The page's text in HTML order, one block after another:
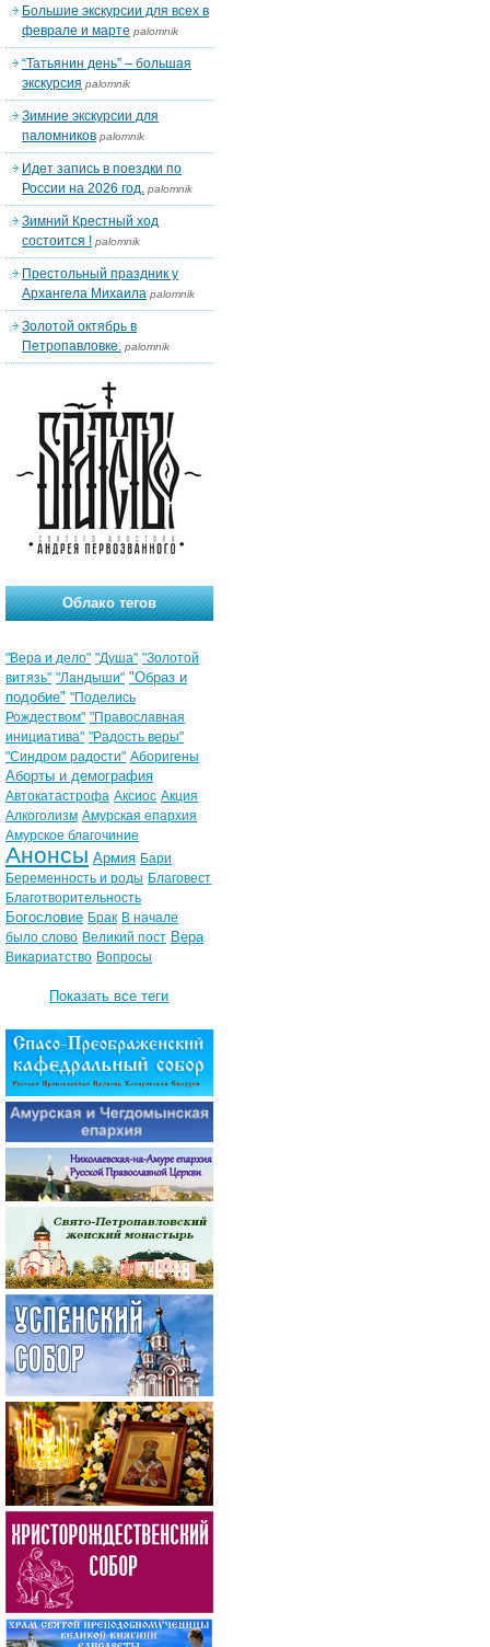
Большие экскурсии для всех в
феврале и марте palomnik
“Татьянин день” – большая
экскурсия palomnik
Зимние экскурсии для
паломников palomnik
Идет запись в поездки по
России на 2026 год. palomnik
Зимний Крестный ход
состоится ! palomnik
Престольный праздник у
Архангела Михаила palomnik
Золотой октябрь в
Петропавловке. palomnik
Облако тегов
"Вера и дело" "Душа" "Золотой
витязь" "Ландыши" "Образ и
подобие" "Поделись
Рождеством" "Православная
инициатива" "Радость веры"
"Синдром радости" Аборигены
Аборты и демография
Автокатастрофа Аксиос Акция
Алкоголизм Амурская епархия
Амурское благочиние
Анонсы Армия Бари
Беременность и роды Благовест
Благотворительность
Богословие Брак В начале
было слово Великий пост Вера
Викариатство Вопросы
Показать все теги